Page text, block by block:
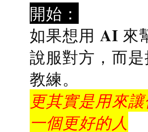
開始：
如果想用 AI 來
說服對方，而
教練。
更其實是用來
一個更好的人